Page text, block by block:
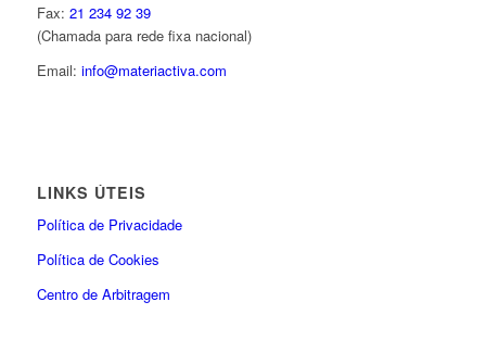
Fax: 21 234 92 39
(Chamada para rede fixa nacional)
Email: info@materiactiva.com
LINKS ÚTEIS
Política de Privacidade
Política de Cookies
Centro de Arbitragem